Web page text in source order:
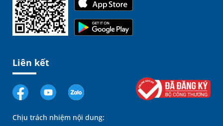
Liên kết
Chịu trách nhiệm nội dung: